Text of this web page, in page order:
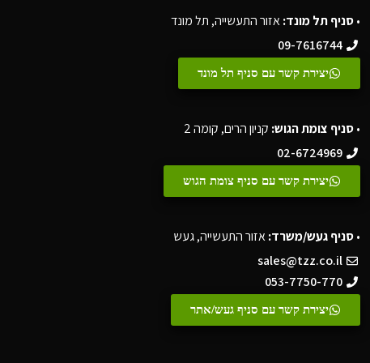
•סניף תל מונד:אזור התעשייה, תל מונד
09-7616744
יצירת קשר עם סניף תל מונד
•סניף צומת הגוש: קניון הרים, קומה 2
02-6724969
יצירת קשר עם סניף צומת הגוש
•סניף געש/משרד:אזור התעשייה, געש
sales@tzz.co.il
053-7750-770
יצירת קשר עם סניף געש/אתר